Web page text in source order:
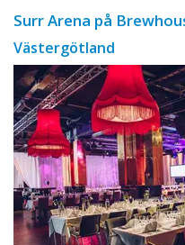
Surr Arena på
Västergötland